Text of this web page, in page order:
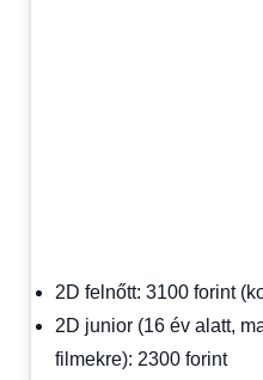
2D felnőtt: 3100 forint
2D junior (16 év alatt,
filmekre): 2300 forint